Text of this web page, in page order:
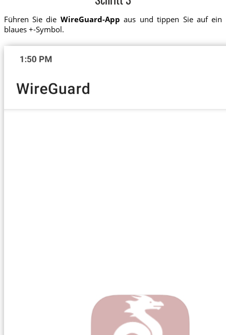
Führen Sie die WireGuard-App aus und tippen Sie auf ein
blaues +-Symbol.